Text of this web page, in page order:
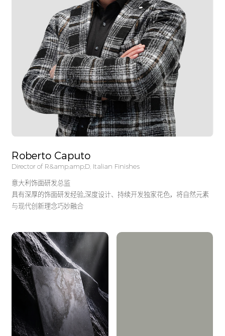
Roberto Caputo
Director of R&amp;amp;D, Italian Finishes
意大利饰面研发总监
具有深厚的饰面研发经验,深度设计、持续开发独家花色，将自然元素
与现代创新理念巧妙融合